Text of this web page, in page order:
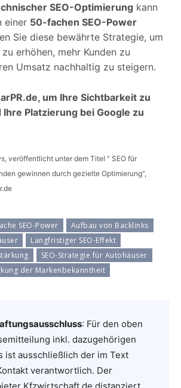
SEO-Optimierung kann
einer 50-fachen SEO-Power
Sie diese bewährte Strategie, um
erhöhen, mehr Kunden zu
Umsatz nachhaltig zu steigern.
um Ihre Sichtbarkeit zu
Platzierung bei Google zu
veröffentlicht unter dem Titel “ SEO für
gewinnen durch gezielte Optimierung“,
SEO-Power
Aufbau von Backlinks
Langfristiger SEO-Effekt
SEO-Strategie für Autohäuser
der Markenbekanntheit
: Für den oben
inkl. dazugehörigen
ist ausschließlich der im Text
verantwortlich. Der
Kfzwirtschaft.de distanziert